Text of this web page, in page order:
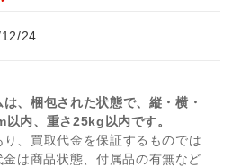
24
、梱包された状態で、縦・横・
内、重さ25kg以内です。
、買取代金を保証するものでは
は商品状態、付属品の有無など